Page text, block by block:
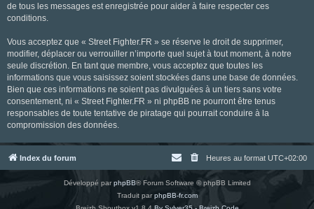
de tous les messages est enregistrée pour aider à faire respecter ces
conditions.
Vous acceptez que « Street Fighter.FR » se réserve le droit de supprimer,
modifier, déplacer ou verrouiller n’importe quel sujet à tout moment, à notre
seule discrétion. En tant que membre, vous acceptez que toutes les
informations que vous saisissez soient stockées dans une base de données.
Bien que ces informations ne soient pas divulguées à un tiers sans votre
consentement, ni « Street Fighter.FR » ni phpBB ne pourront être tenus
responsables de toute tentative de piratage qui pourrait conduire à la
compromission des données.
Index du forum Heures au format UTC+02:00
Développé parphpBB® Forum Software © phpBB Limited
Traduit parphpBB-fr.com